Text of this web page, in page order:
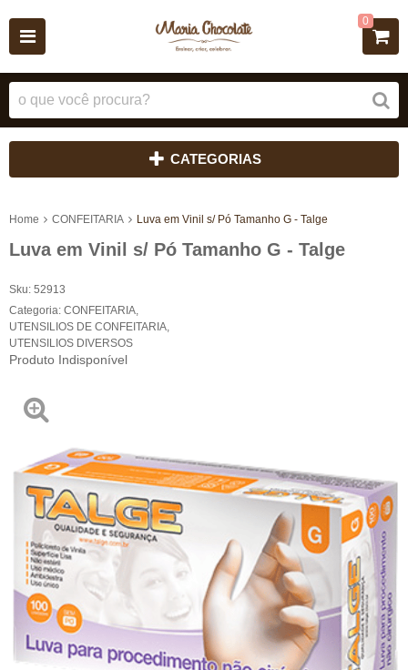
0
CATEGORIAS
Home CONFEITARIA Luva em Vinil s/ Pó Tamanho G - Talge
Luva em Vinil s/ Pó Tamanho G - Talge
Sku: 52913
Categoria: CONFEITARIA
UTENSILIOS DE CONFEITARIA
UTENSILIOS DIVERSOS
Produto Indisponível